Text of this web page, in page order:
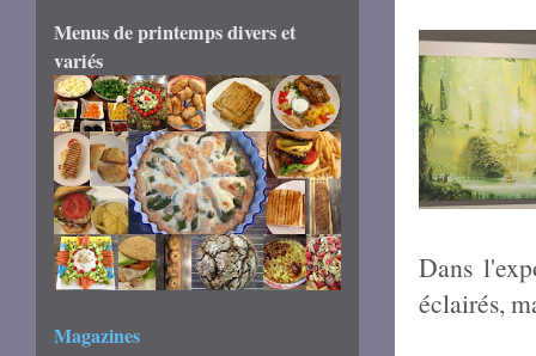
Dans
éclairés,
Menus de printemps divers et
variés
Magazines